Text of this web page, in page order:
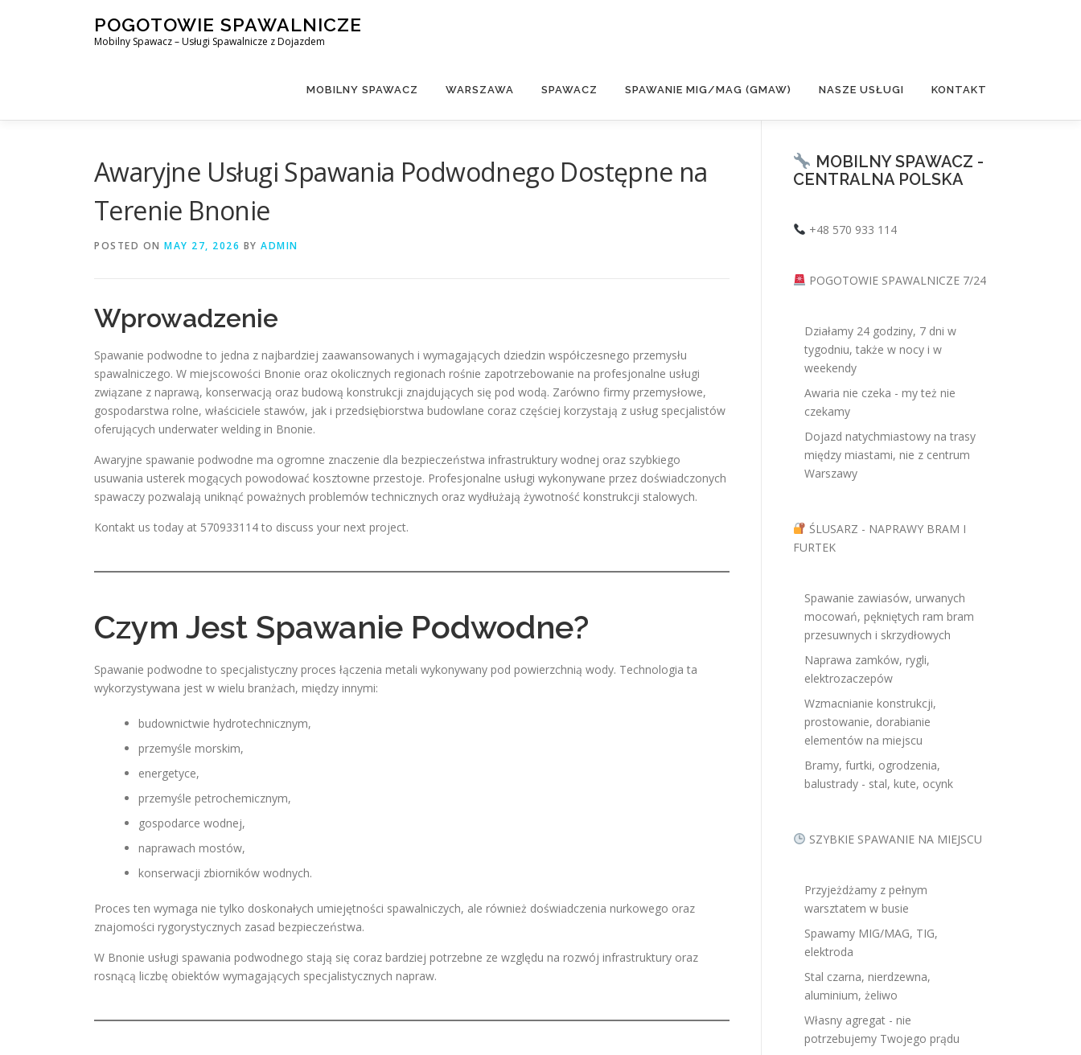
POGOTOWIE SPAWALNICZE
Mobilny Spawacz – Usługi Spawalnicze z Dojazdem
MOBILNY SPAWACZ WARSZAWA SPAWACZ SPAWANIE MIG/MAG (GMAW) NASZE USŁUGI KONTAKT
Awaryjne Usługi Spawania Podwodnego Dostępne na
Terenie Bnonie
POSTED ON MAY 27, 2026 BY ADMIN
Wprowadzenie
Spawanie podwodne to jedna z najbardziej zaawansowanych i wymagających dziedzin współczesnego przemysłu
spawalniczego. W miejscowości Bnonie oraz okolicznych regionach rośnie zapotrzebowanie na profesjonalne usługi
związane z naprawą, konserwacją oraz budową konstrukcji znajdujących się pod wodą. Zarówno firmy przemysłowe,
gospodarstwa rolne, właściciele stawów, jak i przedsiębiorstwa budowlane coraz częściej korzystają z usług specjalistów
oferujących underwater welding in Bnonie.
Awaryjne spawanie podwodne ma ogromne znaczenie dla bezpieczeństwa infrastruktury wodnej oraz szybkiego
usuwania usterek mogących powodować kosztowne przestoje. Profesjonalne usługi wykonywane przez doświadczonych
spawaczy pozwalają uniknąć poważnych problemów technicznych oraz wydłużają żywotność konstrukcji stalowych.
Kontakt us today at 570933114 to discuss your next project.
Czym Jest Spawanie Podwodne?
Spawanie podwodne to specjalistyczny proces łączenia metali wykonywany pod powierzchnią wody. Technologia ta
wykorzystywana jest w wielu branżach, między innymi:
budownictwie hydrotechnicznym,
przemyśle morskim,
energetyce,
przemyśle petrochemicznym,
gospodarce wodnej,
naprawach mostów,
konserwacji zbiorników wodnych.
Proces ten wymaga nie tylko doskonałych umiejętności spawalniczych, ale również doświadczenia nurkowego oraz
znajomości rygorystycznych zasad bezpieczeństwa.
W Bnonie usługi spawania podwodnego stają się coraz bardziej potrzebne ze względu na rozwój infrastruktury oraz
rosnącą liczbę obiektów wymagających specjalistycznych napraw.
MOBILNY SPAWACZ -
CENTRALNA POLSKA
+48 570 933 114
POGOTOWIE SPAWALNICZE 7/24
Działamy 24 godziny, 7 dni w
tygodniu, także w nocy i w
weekendy
Awaria nie czeka - my też nie
czekamy
Dojazd natychmiastowy na trasy
między miastami, nie z centrum
Warszawy
ŚLUSARZ - NAPRAWY BRAM I
FURTEK
Spawanie zawiasów, urwanych
mocowań, pękniętych ram bram
przesuwnych i skrzydłowych
Naprawa zamków, rygli,
elektrozaczepów
Wzmacnianie konstrukcji,
prostowanie, dorabianie
elementów na miejscu
Bramy, furtki, ogrodzenia,
balustrady - stal, kute, ocynk
SZYBKIE SPAWANIE NA MIEJSCU
Przyjeżdżamy z pełnym
warsztatem w busie
Spawamy MIG/MAG, TIG,
elektroda
Stal czarna, nierdzewna,
aluminium, żeliwo
Własny agregat - nie
potrzebujemy Twojego prądu